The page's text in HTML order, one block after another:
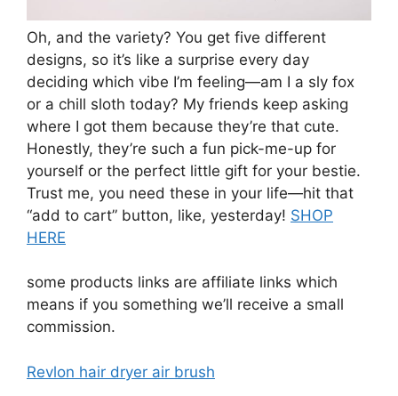
Oh, and the variety? You get five different
designs, so it’s like a surprise every day
deciding which vibe I’m feeling—am I a sly fox
or a chill sloth today? My friends keep asking
where I got them because they’re that cute.
Honestly, they’re such a fun pick-me-up for
yourself or the perfect little gift for your bestie.
Trust me, you need these in your life—hit that
“add to cart” button, like, yesterday! SHOP
HERE
some products links are affiliate links which
means if you something we’ll receive a small
commission.
Revlon hair dryer air brush